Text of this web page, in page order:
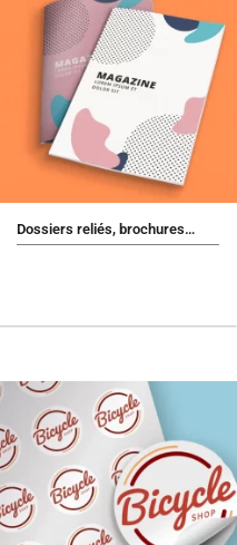
Dossiers reliés, brochures…